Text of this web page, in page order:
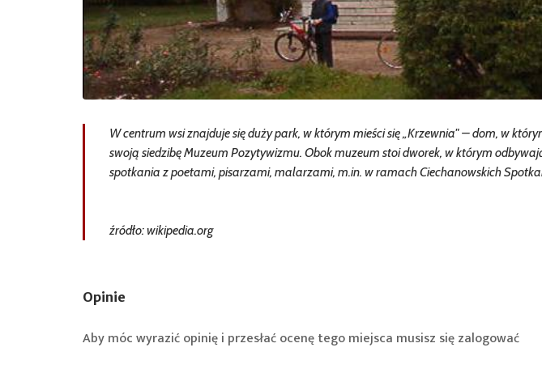
W centrum wsi znajduje się duży park, w którym mieści się „Krzewnia" – dom, w
swoją siedzibę Muzeum Pozytywizmu. Obok muzeum stoi dworek, w którym
spotkania z poetami, pisarzami, malarzami, m.in. w ramach Ciechanowskich
źródło: wikipedia.org
Opinie
Aby móc wyrazić opinię i przesłać ocenę tego miejsca musisz sięzalogować